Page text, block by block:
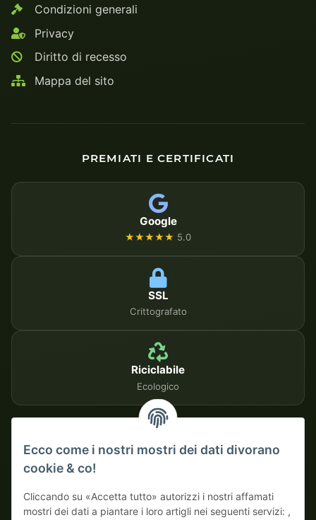
Condizioni generali
Privacy
Diritto di recesso
Mappa del sito
PREMIATI E CERTIFICATI
Google
★★★★★ 5.0
SSL
Crittografato
Riciclabile
Ecologico
Su fattura
Ecco come i nostri mostri dei dati divorano
cookie & co!
Cliccando su «Accetta tutto» autorizzi i nostri affamati
mostri dei dati a piantare i loro artigli nei seguenti servizi: ,